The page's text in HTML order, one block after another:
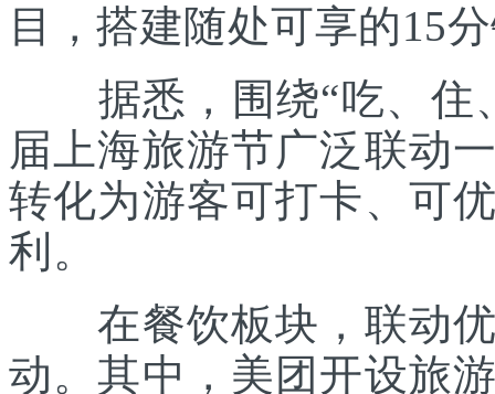
目，搭建随处可享的15
据悉，围绕“吃、住
届上海旅游节广泛联动
转化为游客可打卡、可
利。
在餐饮板块，联动优
动。其中，美团开设旅